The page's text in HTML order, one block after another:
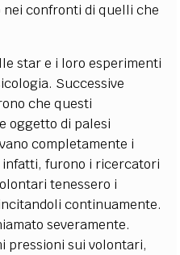
nei confronti di quelli che
star e i loro esperimenti
Successive
che questi
oggetto di palesi
completamente i
furono i ricercatori
tenessero i
continuamente.
severamente.
pressioni sui volontari,